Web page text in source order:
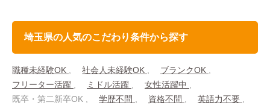
埼玉県の人気のこだわり条件から探す
職種未経験OK 社会人未経験OK
ブランクOK
フリーター活躍
ミドル活躍
女性活躍中
既卒・第二新卒OK
学歴不問 資格不問
英語力不要